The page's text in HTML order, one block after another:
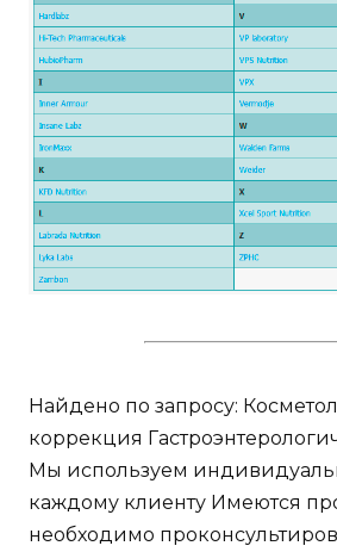
Найдено по запросу:
коррекция
Мы используем
каждому клиенту Имеются
необходимо